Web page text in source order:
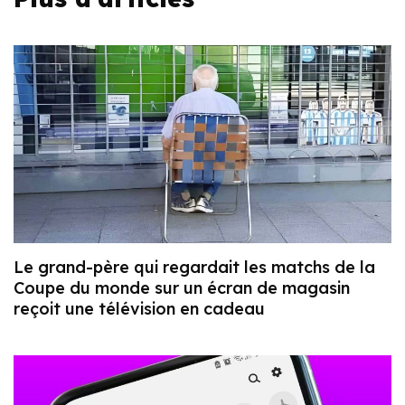
Le grand-père qui regardait les matchs de la
Coupe du monde sur un écran de magasin
reçoit une télévision en cadeau